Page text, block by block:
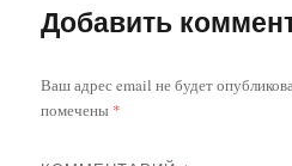
Добавить
Ваш адрес email не будет
помечены *